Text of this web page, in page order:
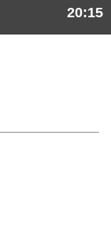
20:15